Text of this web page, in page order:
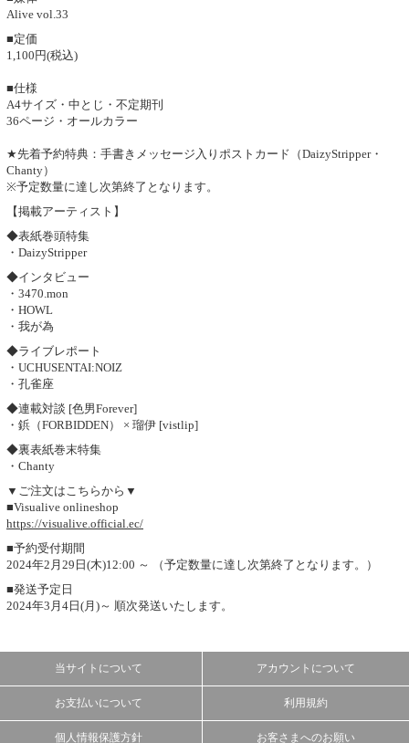
Alive vol.33
■定価
1,100円(税込)
■仕様
A4サイズ・中とじ・不定期刊
36ページ・オールカラー
★先着予約特典：手書きメッセージ入りポストカード（DaizyStripper・
Chanty）
※予定数量に達し次第終了となります。
【掲載アーティスト】
◆表紙巻頭特集
・DaizyStripper
◆インタビュー
・3470.mon
・HOWL
・我が為
◆ライブレポート
・UCHUSENTAI:NOIZ
・孔雀座
◆連載対談 [色男Forever]
・鋲（FORBIDDEN） × 瑠伊 [vistlip]
◆裏表紙巻末特集
・Chanty
▼ご注文はこちらから▼
■Visualive onlineshop
https://visualive.official.ec/
■予約受付期間
2024年2月29日(木)12:00 ～ （予定数量に達し次第終了となります。）
■発送予定日
2024年3月4日(月)～ 順次発送いたします。
当サイトについて アカウントについて
お支払いについて 利用規約
個人情報保護方針 お客さまへのお願い